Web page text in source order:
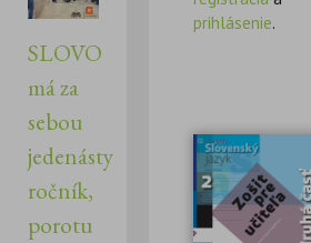
SLOVO
má za
sebou
jedenásty
ročník,
porotu
prihlásenie.